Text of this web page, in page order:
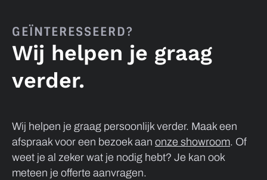
GEÏNTERESSEERD?
Wij helpen je graag
verder.
Wij helpen je graag persoonlijk verder. Maak een
afspraak voor een bezoek aan onze showroom. Of
weet je al zeker wat je nodig hebt? Je kan ook
meteen je offerte aanvragen.